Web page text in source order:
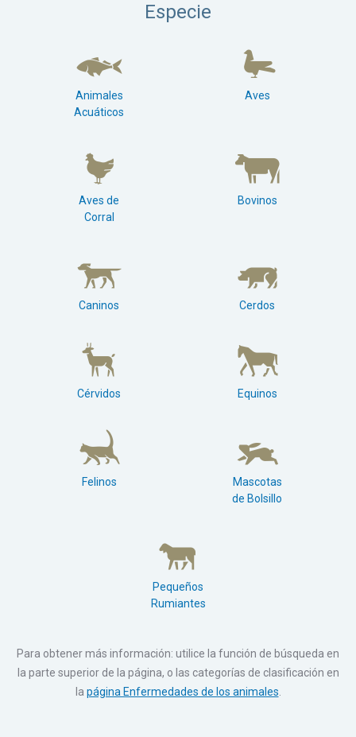
Especie
Animales
Acuáticos
Aves
Aves de
Corral
Bovinos
Caninos Cerdos
Cérvidos Equinos
Felinos
Mascotas
de Bolsillo
Pequeños
Rumiantes
Para obtener más información: utilice la función de búsqueda en
la parte superior de la página, o las categorías de clasificación en
la página Enfermedades de los animales